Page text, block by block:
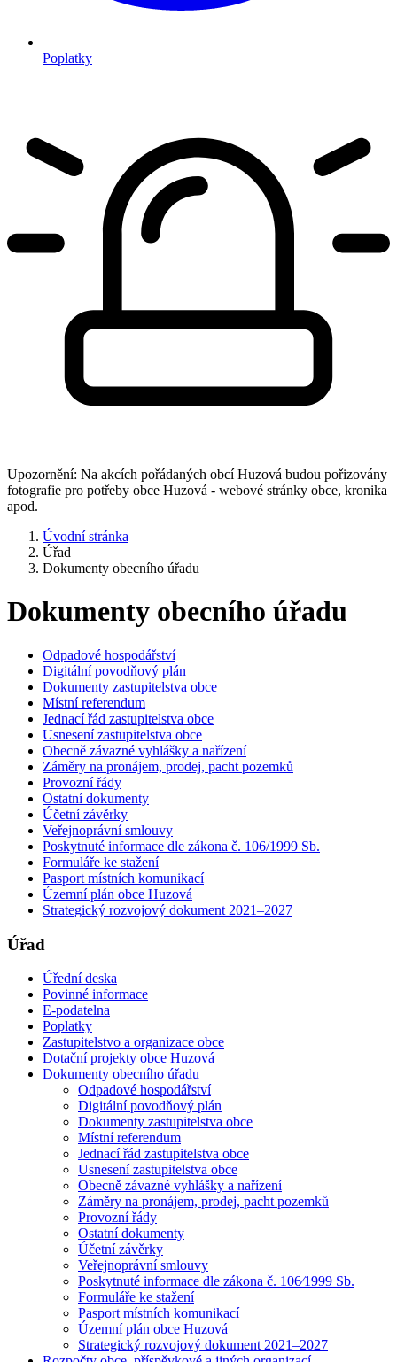
Poplatky
Upozornění: Na akcích pořádaných obcí Huzová budou pořizovány
fotografie pro potřeby obce Huzová - webové stránky obce, kronika
apod.
Úvodní stránka
Úřad
Dokumenty obecního úřadu
Dokumenty obecního úřadu
Odpadové hospodářství
Digitální povodňový plán
Dokumenty zastupitelstva obce
Místní referendum
Jednací řád zastupitelstva obce
Usnesení zastupitelstva obce
Obecně závazné vyhlášky a nařízení
Záměry na pronájem, prodej, pacht pozemků
Provozní řády
Ostatní dokumenty
Účetní závěrky
Veřejnoprávní smlouvy
Poskytnuté informace dle zákona č. 106/1999 Sb.
Formuláře ke stažení
Pasport místních komunikací
Územní plán obce Huzová
Strategický rozvojový dokument 2021–2027
Úřad
Úřední deska
Povinné informace
E-podatelna
Poplatky
Zastupitelstvo a organizace obce
Dotační projekty obce Huzová
Dokumenty obecního úřadu
Odpadové hospodářství
Digitální povodňový plán
Dokumenty zastupitelstva obce
Místní referendum
Jednací řád zastupitelstva obce
Usnesení zastupitelstva obce
Obecně závazné vyhlášky a nařízení
Záměry na pronájem, prodej, pacht pozemků
Provozní řády
Ostatní dokumenty
Účetní závěrky
Veřejnoprávní smlouvy
Poskytnuté informace dle zákona č. 106⁄1999 Sb.
Formuláře ke stažení
Pasport místních komunikací
Územní plán obce Huzová
Strategický rozvojový dokument 2021–2027